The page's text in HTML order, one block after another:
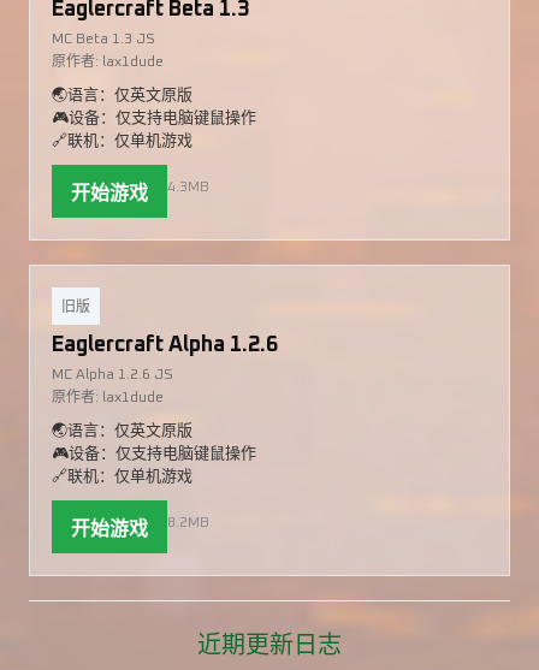
Eaglercraft Beta 1.3
MC Beta 1.3 JS
原作者: lax1dude
🌏语言：仅英文原版
🎮设备：仅支持电脑键鼠操作
🔗联机：仅单机游戏
开始游戏 4.3MB
旧版
Eaglercraft Alpha 1.2.6
MC Alpha 1.2.6 JS
原作者: lax1dude
🌏语言：仅英文原版
🎮设备：仅支持电脑键鼠操作
🔗联机：仅单机游戏
开始游戏 8.2MB
近期更新日志